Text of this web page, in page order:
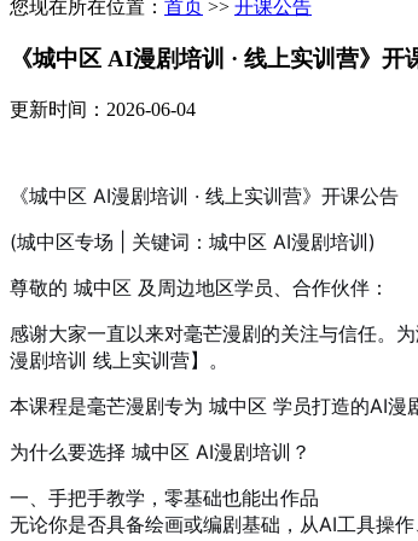
您现在所在位置： 首页 >> 开课公告
《城中区 AI漫剧培训 · 线上实训营》开
更新时间：2026-06-04
《城中区 AI漫剧培训 · 线上实训营》开课公告
(城中区专场 | 关键词：城中区 AI漫剧培训)
尊敬的 城中区 及周边地区学员、合作伙伴：
感谢大家一直以来对毫芒漫剧的关注与信任。
漫剧培训 线上实训营】。
本课程是毫芒漫剧专为 城中区 学员打造的AI
为什么要选择 城中区 AI漫剧培训？
一、手把手教学，零基础也能出作品
无论你是否具备绘画或编剧基础，从AI工具操